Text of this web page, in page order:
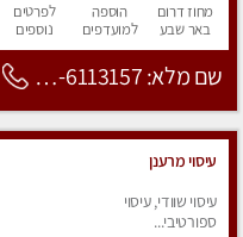
מחוז דרום
באר שבע
הוספה
למועדפים
לפרטים
נוספים
שם מלא: 053-6113157
עיסוי מרענן
עיסוי שוודי, עיסוי
ספורטיבי...